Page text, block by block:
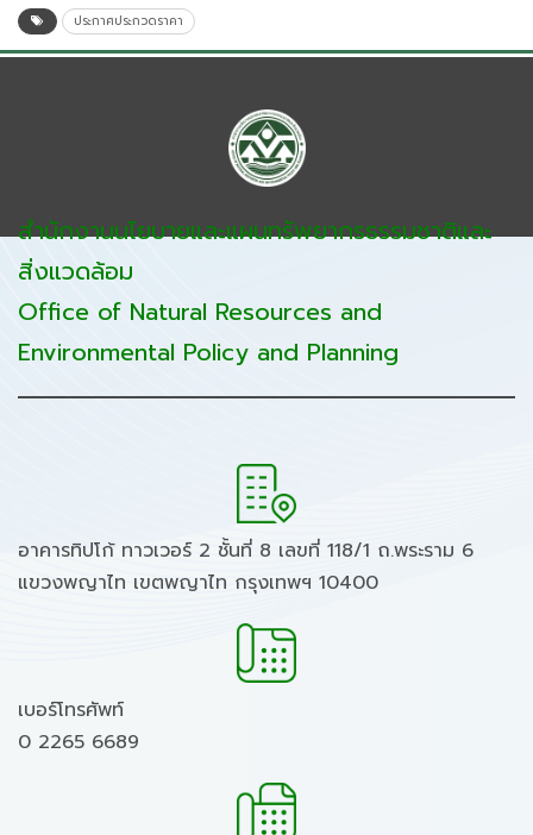
ประกาศประกวดราคา
สำนักงานนโยบายและแผนทรัพยากรธรรมชาติและ
สิ่งแวดล้อม
Office of Natural Resources and
Environmental Policy and Planning
อาคารทิปโก้ ทาวเวอร์ 2 ชั้นที่ 8 เลขที่ 118/1 ถ.พระราม 6
แขวงพญาไท เขตพญาไท กรุงเทพฯ 10400
เบอร์โทรศัพท์
0 2265 6689